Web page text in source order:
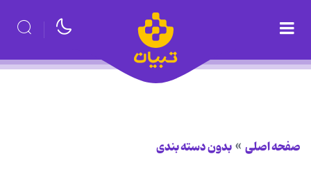
صفحه اصلی بدون دسته بندی